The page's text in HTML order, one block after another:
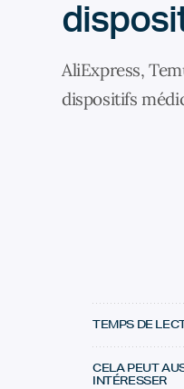
AliExpress,
dispositifs
TEMPS DE
CELA PEUT
INTÉRESSER